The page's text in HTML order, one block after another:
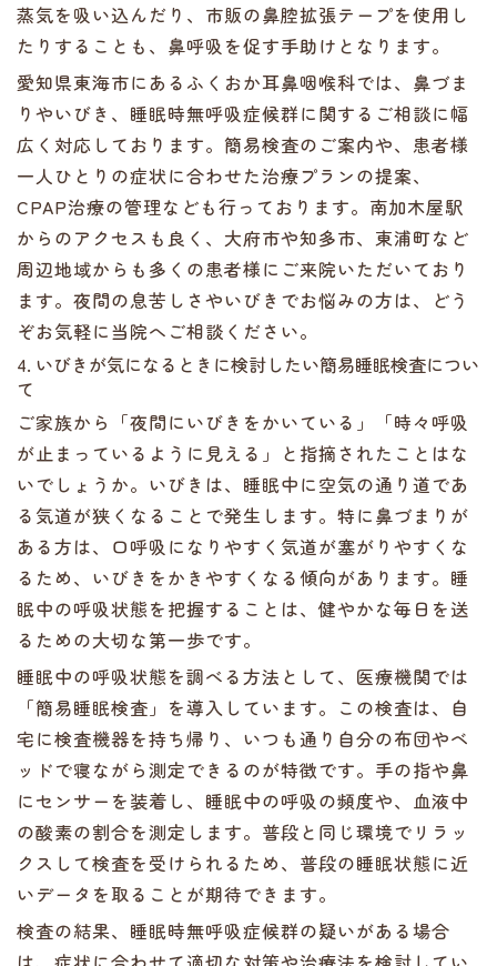
蒸気を吸い込んだり、市販の鼻腔拡張テープを使用し
たりすることも、鼻呼吸を促す手助けとなります。
愛知県東海市にあるふくおか耳鼻咽喉科では、鼻づま
りやいびき、睡眠時無呼吸症候群に関するご相談に幅
広く対応しております。簡易検査のご案内や、患者様
一人ひとりの症状に合わせた治療プランの提案、
CPAP治療の管理なども行っております。南加木屋駅
からのアクセスも良く、大府市や知多市、東浦町など
周辺地域からも多くの患者様にご来院いただいており
ます。夜間の息苦しさやいびきでお悩みの方は、どう
ぞお気軽に当院へご相談ください。
4. いびきが気になるときに検討したい簡易睡眠検査につい
て
ご家族から「夜間にいびきをかいている」「時々呼吸
が止まっているように見える」と指摘されたことはな
いでしょうか。いびきは、睡眠中に空気の通り道であ
る気道が狭くなることで発生します。特に鼻づまりが
ある方は、口呼吸になりやすく気道が塞がりやすくな
るため、いびきをかきやすくなる傾向があります。睡
眠中の呼吸状態を把握することは、健やかな毎日を送
るための大切な第一歩です。
睡眠中の呼吸状態を調べる方法として、医療機関では
「簡易睡眠検査」を導入しています。この検査は、自
宅に検査機器を持ち帰り、いつも通り自分の布団やベ
ッドで寝ながら測定できるのが特徴です。手の指や鼻
にセンサーを装着し、睡眠中の呼吸の頻度や、血液中
の酸素の割合を測定します。普段と同じ環境でリラッ
クスして検査を受けられるため、普段の睡眠状態に近
いデータを取ることが期待できます。
検査の結果、睡眠時無呼吸症候群の疑いがある場合